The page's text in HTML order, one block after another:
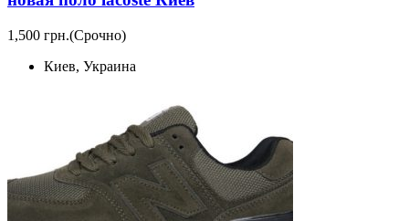
1,500 грн.(Срочно)
Киев, Украина